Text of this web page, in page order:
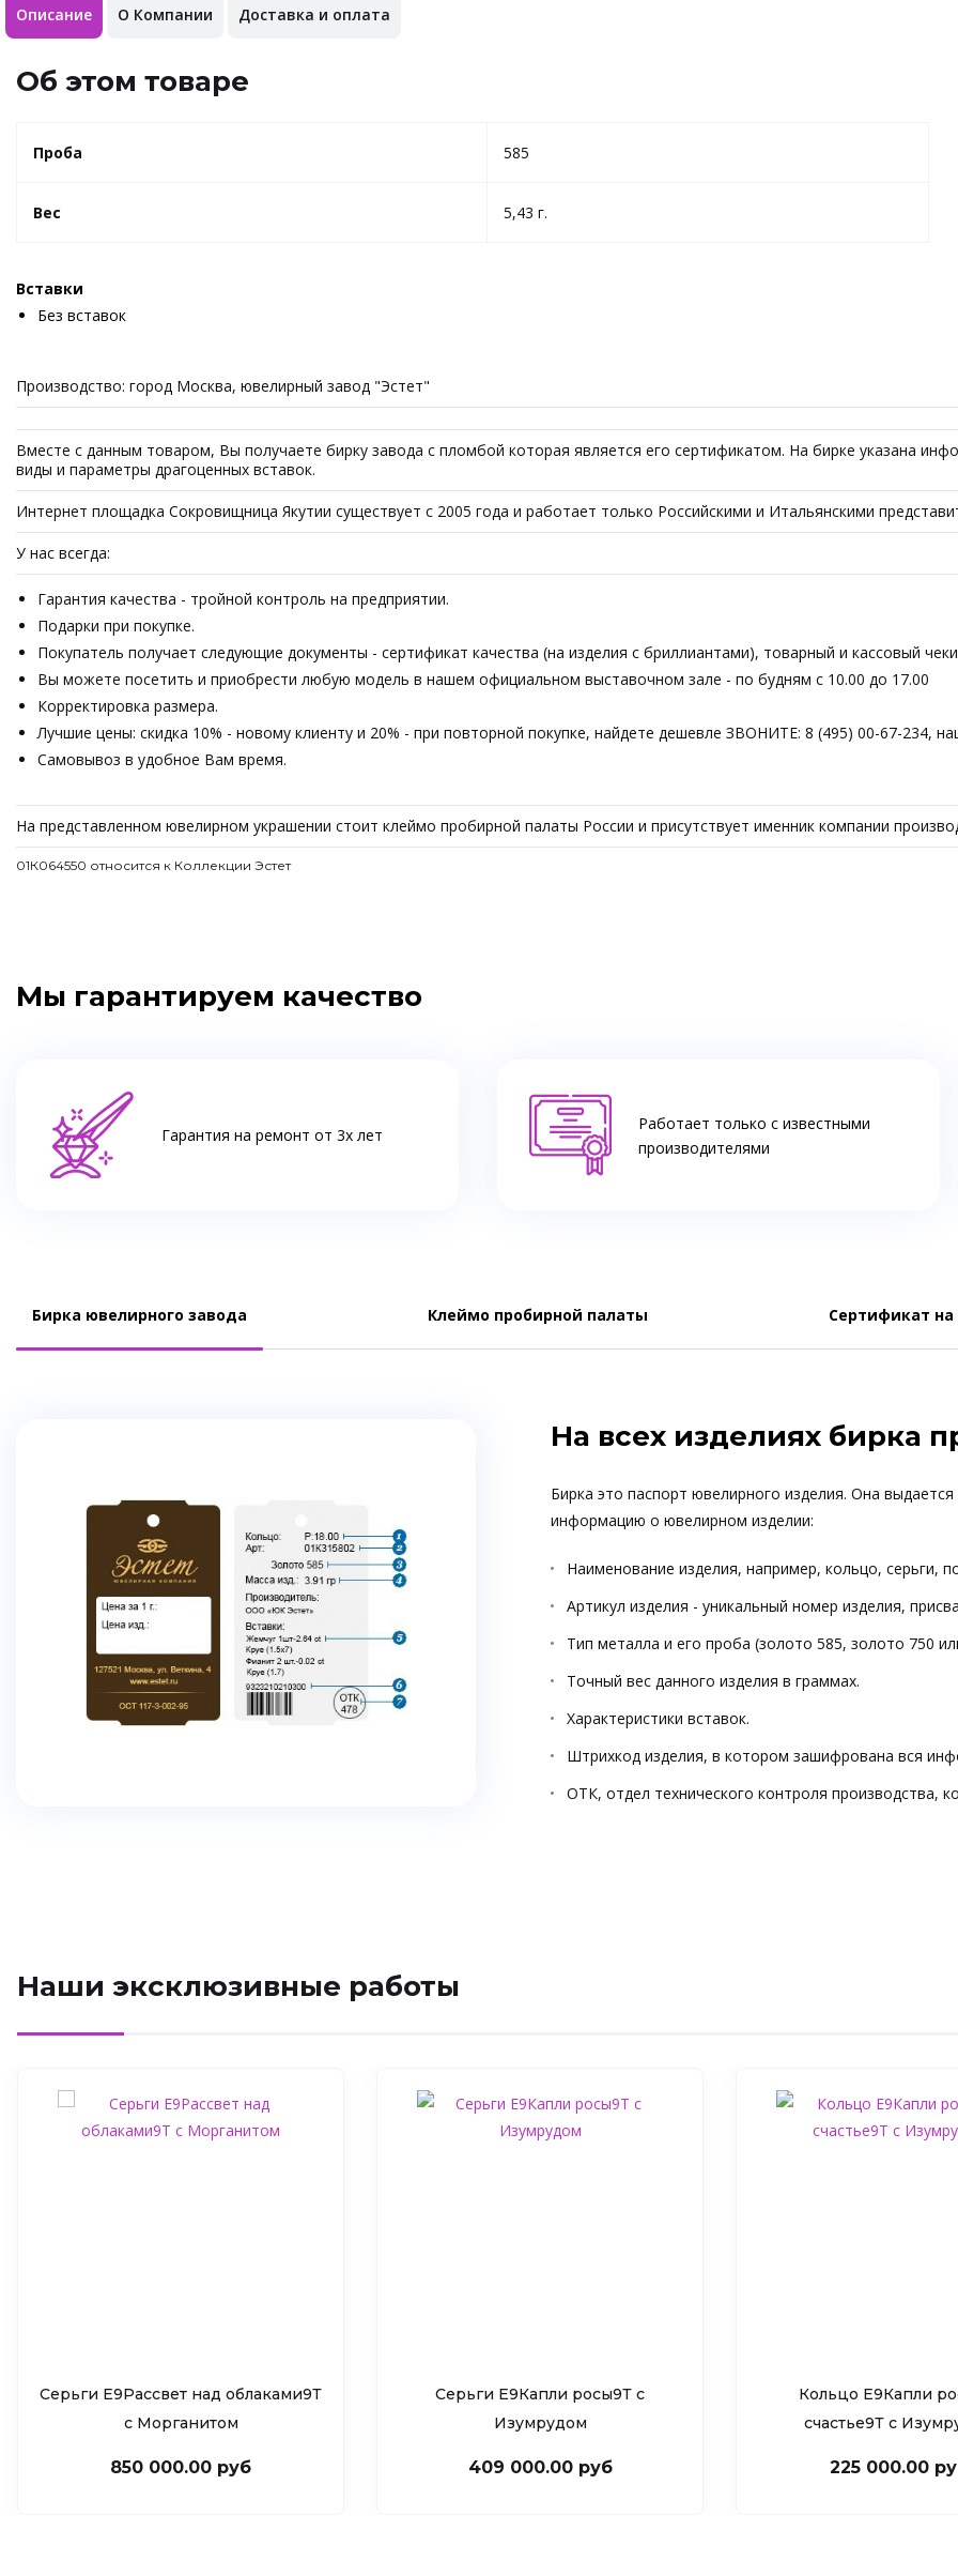
Описание О Компании Доставка и оплата
Об этом товаре
Проба 585
Вес 5,43 г.
Вставки
Без вставок
Производство: город Москва, ювелирный завод "Эстет"
Вместе с данным товаром, Вы получаете бирку завода с пломбой которая является его сертификатом. На бирке указана
виды и параметры драгоценных вставок.
Интернет площадка Сокровищница Якутии существует с 2005 года и работает только Российскими и Итальянскими
У нас всегда:
Гарантия качества - тройной контроль на предприятии.
Подарки при покупке.
Покупатель получает следующие документы - сертификат качества (на изделия с бриллиантами), товарный и кассовый
Вы можете посетить и приобрести любую модель в нашем официальном выставочном зале - по будням с 10.00 до 17.00
Корректировка размера.
Лучшие цены: скидка 10% - новому клиенту и 20% - при повторной покупке, найдете дешевле ЗВОНИТЕ: 8 (495) 00-67-234,
Самовывоз в удобное Вам время.
На представленном ювелирном украшении стоит клеймо пробирной палаты России и присутствует именник компании
01К064550 относится к Коллекции Эстет
Мы гарантируем качество
Гарантия на ремонт от 3х лет
Работает только с известными
производителями
Бирка ювелирного завода Клеймо пробирной палаты Сертификат
На всех изделиях бирка
Бирка это паспорт ювелирного изделия. Она
информацию о ювелирном изделии:
Наименование изделия, например, кольцо, серьги,
Артикул изделия - уникальный номер изделия,
Тип металла и его проба (золото 585, золото 750
Точный вес данного изделия в граммах.
Характеристики вставок.
Штрихкод изделия, в котором зашифрована вся
ОТК, отдел технического контроля производства,
Наши эксклюзивные работы
Серьги Е9Рассвет над облаками9Т
c Морганитом
850 000.00 руб
Серьги Е9Капли росы9Т c
Изумрудом
409 000.00 руб
Кольцо Е9Капли
счастье9Т c
225 000.00